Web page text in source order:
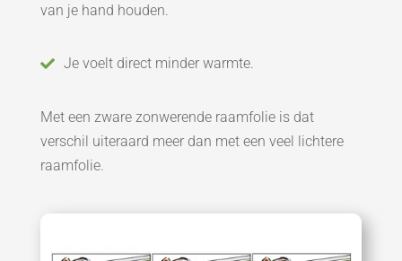
van je hand houden.
 Je voelt direct minder warmte.
Met een zware zonwerende raamfolie is dat
verschil uiteraard meer dan met een veel lichtere
raamfolie.